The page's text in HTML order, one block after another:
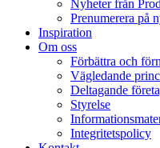
Nyheter från
Prenumerera på
Inspiration
Om oss
Förbättra och
Vägledande
Deltagande
Styrelse
Integritetspolicy